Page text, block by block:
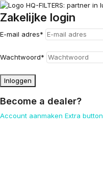
Zakelijke login
E-mail adres*
Wachtwoord*
Inloggen
Become a dealer?
Account aanmaken Extra button